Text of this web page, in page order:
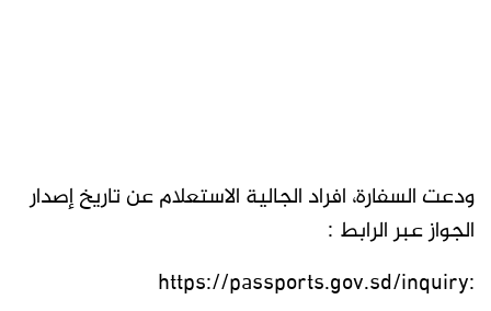
ودعت السفارة، افراد الجالية الاستعلام عن تاريخ إصدار
الجواز عبر الرابط :
:https://passports.gov.sd/inquiry